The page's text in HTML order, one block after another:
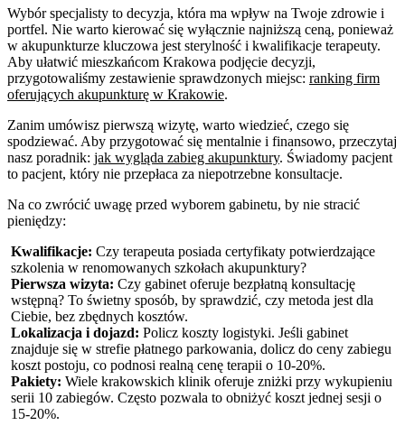
Wybór specjalisty to decyzja, która ma wpływ na Twoje zdrowie i
portfel. Nie warto kierować się wyłącznie najniższą ceną, ponieważ
w akupunkturze kluczowa jest sterylność i kwalifikacje terapeuty.
Aby ułatwić mieszkańcom Krakowa podjęcie decyzji,
przygotowaliśmy zestawienie sprawdzonych miejsc: ranking firm
oferujących akupunkturę w Krakowie.
Zanim umówisz pierwszą wizytę, warto wiedzieć, czego się
spodziewać. Aby przygotować się mentalnie i finansowo, przeczytaj
nasz poradnik: jak wygląda zabieg akupunktury. Świadomy pacjent
to pacjent, który nie przepłaca za niepotrzebne konsultacje.
Na co zwrócić uwagę przed wyborem gabinetu, by nie stracić
pieniędzy:
Kwalifikacje: Czy terapeuta posiada certyfikaty potwierdzające
szkolenia w renomowanych szkołach akupunktury?
Pierwsza wizyta: Czy gabinet oferuje bezpłatną konsultację
wstępną? To świetny sposób, by sprawdzić, czy metoda jest dla
Ciebie, bez zbędnych kosztów.
Lokalizacja i dojazd: Policz koszty logistyki. Jeśli gabinet
znajduje się w strefie płatnego parkowania, dolicz do ceny zabiegu
koszt postoju, co podnosi realną cenę terapii o 10-20%.
Pakiety: Wiele krakowskich klinik oferuje zniżki przy wykupieniu
serii 10 zabiegów. Często pozwala to obniżyć koszt jednej sesji o
15-20%.